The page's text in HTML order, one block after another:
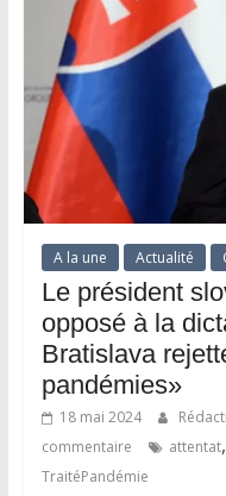
A la une Actualité
Le président
opposé à la
Bratislava
pandémies»
18 mai 2024
commentaire
attentat,
TraitéPandémie